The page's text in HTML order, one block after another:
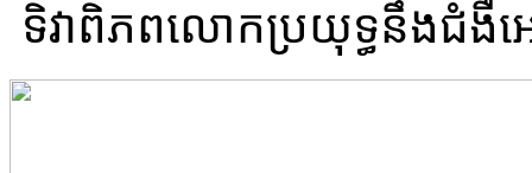
ទិវាពិភពលោកប្រយុទ្ធនឹងជំងឺអ